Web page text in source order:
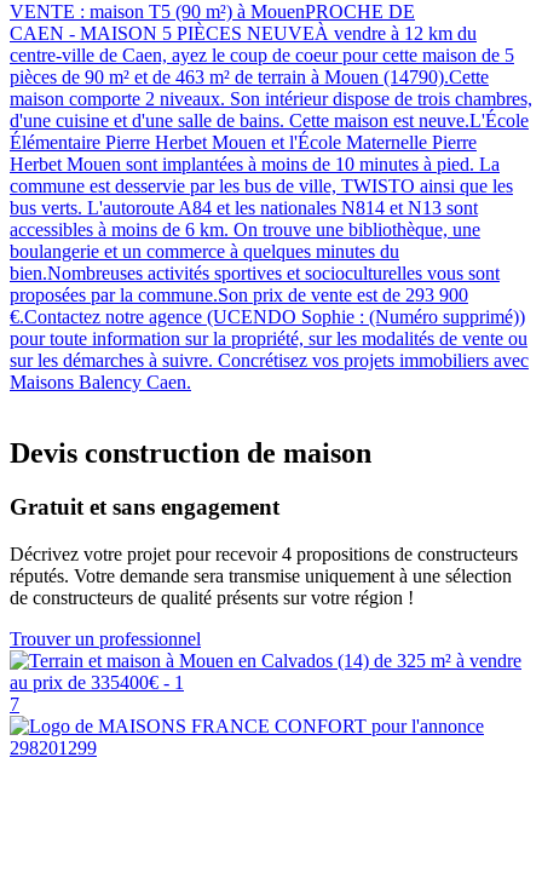
VENTE : maison T5 (90 m²) à MouenPROCHE DE
CAEN - MAISON 5 PIÈCES NEUVEÀ vendre à 12 km du
centre-ville de Caen, ayez le coup de coeur pour cette maison de 5
pièces de 90 m² et de 463 m² de terrain à Mouen (14790).Cette
maison comporte 2 niveaux. Son intérieur dispose de trois chambres,
d'une cuisine et d'une salle de bains. Cette maison est neuve.L'École
Élémentaire Pierre Herbet Mouen et l'École Maternelle Pierre
Herbet Mouen sont implantées à moins de 10 minutes à pied. La
commune est desservie par les bus de ville, TWISTO ainsi que les
bus verts. L'autoroute A84 et les nationales N814 et N13 sont
accessibles à moins de 6 km. On trouve une bibliothèque, une
boulangerie et un commerce à quelques minutes du
bien.Nombreuses activités sportives et socioculturelles vous sont
proposées par la commune.Son prix de vente est de 293 900
€.Contactez notre agence (UCENDO Sophie : (Numéro supprimé))
pour toute information sur la propriété, sur les modalités de vente ou
sur les démarches à suivre. Concrétisez vos projets immobiliers avec
Maisons Balency Caen.
Devis construction de maison
Gratuit et sans engagement
Décrivez votre projet pour recevoir 4 propositions de constructeurs
réputés. Votre demande sera transmise uniquement à une sélection
de constructeurs de qualité présents sur votre région !
Trouver un professionnel
7